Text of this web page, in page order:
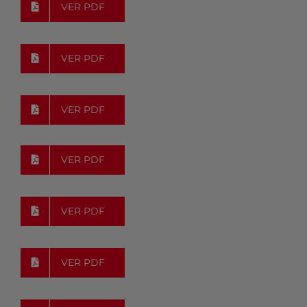
VER PDF
VER PDF
VER PDF
VER PDF
VER PDF
VER PDF